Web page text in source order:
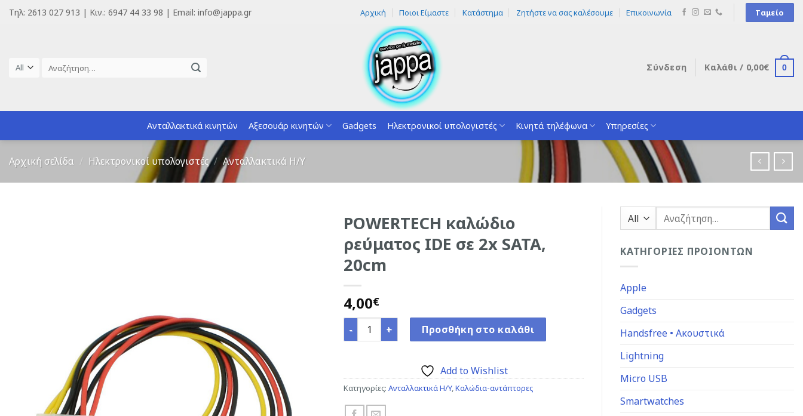
SkipΤηλ: 2613 027 913 | Κιν.: 6947 44 33 98 | Email: info@jappa.gr Αρχική Ποιοι Είμαστε Κατάστημα Ζητήστε να σας καλέσουμε Επικοινωνία Ταμείο
Αναζήτηση
για:
Σύνδεση Καλάθι / 0,00€ 0
Ανταλλακτικά κινητών Αξεσουάρ κινητών Gadgets Ηλεκτρονικοί υπολογιστές Κινητά τηλέφωνα Υπηρεσίες
Αρχική σελίδα / Ηλεκτρονικοί υπολογιστές / Ανταλλακτικά H/Y
POWERTECH καλώδιο
ρεύματος IDE σε 2x SATA,
20cm
4,00€
POWERTECH καλώδιο ρεύματος IDE σε 2x SATA, 20cm ποσότητα
Προσθήκη στο καλάθι
Add to Wishlist
Κατηγορίες: Ανταλλακτικά H/Y,Καλώδια-αντάπτορες
Αναζήτηση
για:
ΚΑΤΗΓΟΡΙΕΣ ΠΡΟΙΟΝΤΩΝ
Apple
Gadgets
Handsfree • Ακουστικά
Lightning
Micro USB
Smartwatches